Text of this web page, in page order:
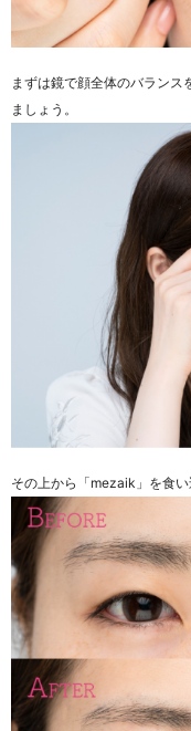
まずは鏡で顔全体のバランス
ましょう。
その上から「mezaik」を食い